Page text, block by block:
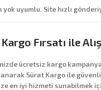
uyumlu. Site hızlı
Fırsatı ile
ücretsiz kargo
Sürat Kargo ile
en iyi hizmeti sunabilmek